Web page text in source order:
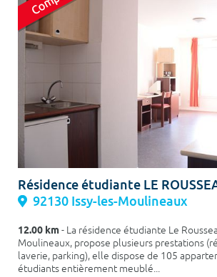
Résidence étudiante LE
92130 Issy-les-Moulineaux
12.00 km- La résidence étudiante Le
Moulineaux, propose plusieurs prestations
laverie, parking), elle dispose de 105
étudiants entièrement meublé...